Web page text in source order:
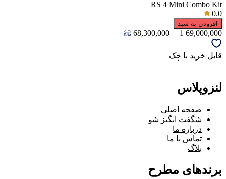
RS 4 Mini Combo Kit
0.0
افزودن به سبد
69,000,000
1
68,300,000
قابل خرید با چک
لنزوپلاس
صفحه اصلی
شگفت انگیز شو
درباره ما
تماس با ما
بلاگ
برندهای مطرح